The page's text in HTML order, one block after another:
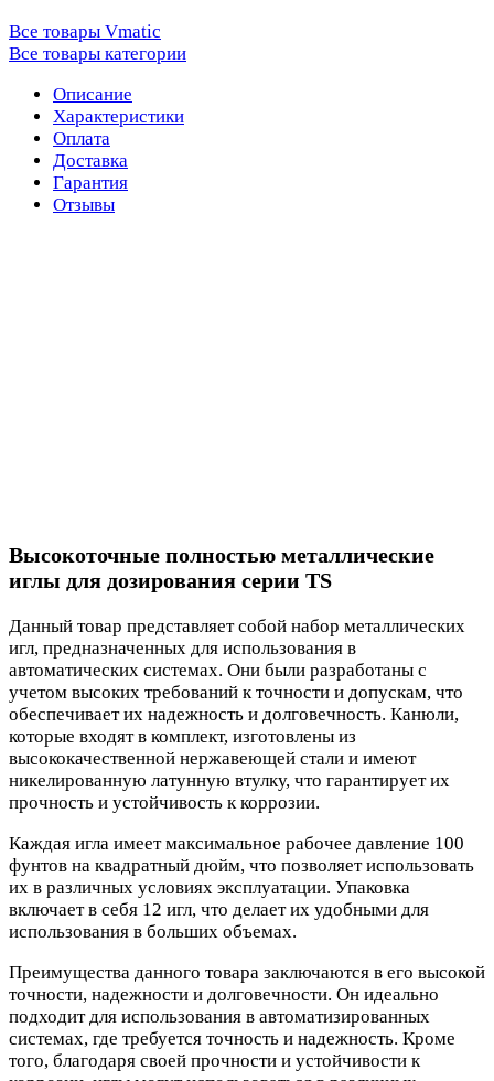
Все товары Vmatic
Все товары категории
Описание
Характеристики
Оплата
Доставка
Гарантия
Отзывы
Высокоточные полностью металлические
иглы для дозирования серии TS
Данный товар представляет собой набор металлических
игл, предназначенных для использования в
автоматических системах. Они были разработаны с
учетом высоких требований к точности и допускам, что
обеспечивает их надежность и долговечность. Канюли,
которые входят в комплект, изготовлены из
высококачественной нержавеющей стали и имеют
никелированную латунную втулку, что гарантирует их
прочность и устойчивость к коррозии.
Каждая игла имеет максимальное рабочее давление 100
фунтов на квадратный дюйм, что позволяет использовать
их в различных условиях эксплуатации. Упаковка
включает в себя 12 игл, что делает их удобными для
использования в больших объемах.
Преимущества данного товара заключаются в его высокой
точности, надежности и долговечности. Он идеально
подходит для использования в автоматизированных
системах, где требуется точность и надежность. Кроме
того, благодаря своей прочности и устойчивости к